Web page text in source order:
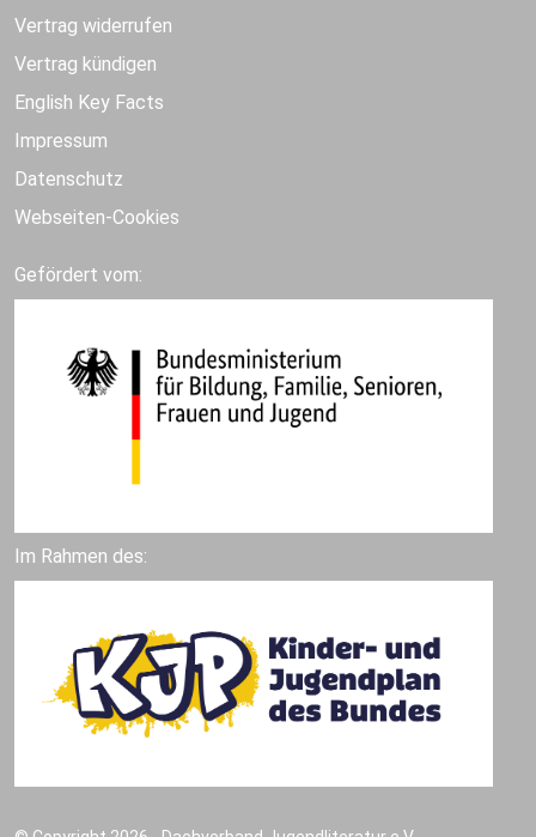
Vertrag widerrufen
Vertrag kündigen
English Key Facts
Impressum
Datenschutz
Webseiten-Cookies
Gefördert vom:
Im Rahmen des: